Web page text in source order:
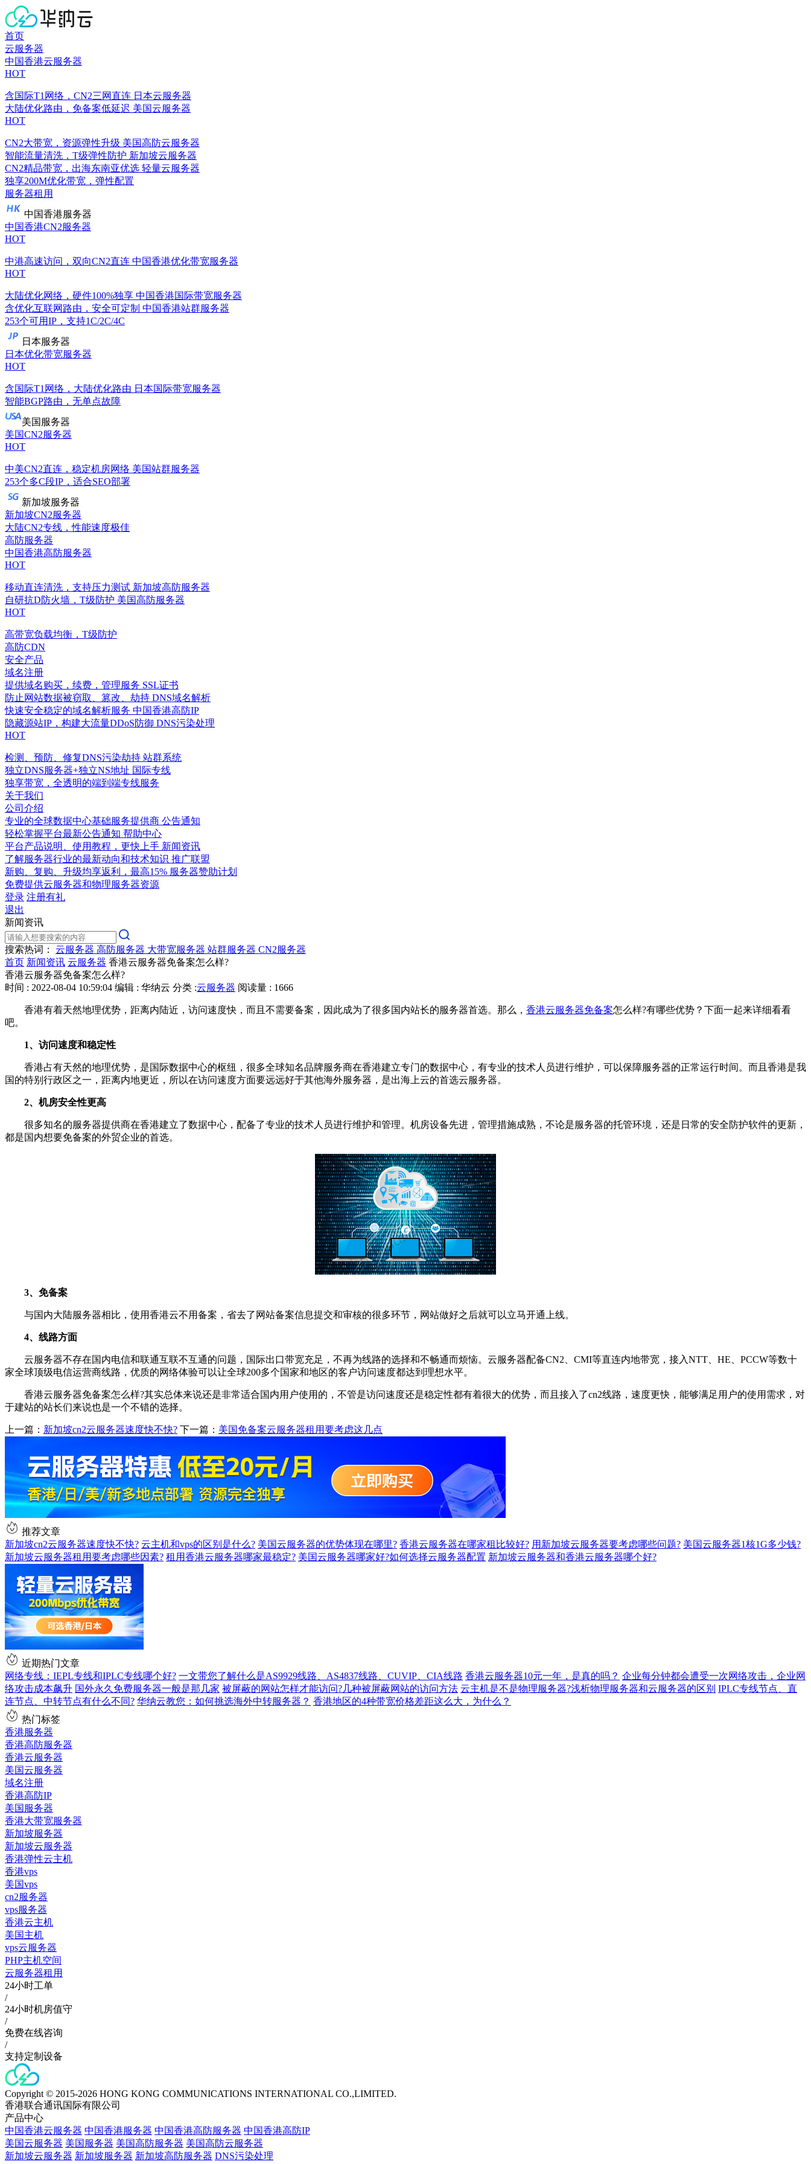
首页
云服务器
中国香港云服务器
HOT
含国际T1网络，CN2三网直连 日本云服务器
大陆优化路由，免备案低延迟 美国云服务器
HOT
CN2大带宽，资源弹性升级 美国高防云服务器
智能流量清洗，T级弹性防护 新加坡云服务器
CN2精品带宽，出海东南亚优选 轻量云服务器
独享200M优化带宽，弹性配置
服务器租用
中国香港服务器
中国香港CN2服务器
HOT
中港高速访问，双向CN2直连 中国香港优化带宽服务器
HOT
大陆优化网络，硬件100%独享 中国香港国际带宽服务器
含优化互联网路由，安全可定制 中国香港站群服务器
253个可用IP，支持1C/2C/4C
日本服务器
日本优化带宽服务器
HOT
含国际T1网络，大陆优化路由 日本国际带宽服务器
智能BGP路由，无单点故障
美国服务器
美国CN2服务器
HOT
中美CN2直连，稳定机房网络 美国站群服务器
253个多C段IP，适合SEO部署
新加坡服务器
新加坡CN2服务器
大陆CN2专线，性能速度极佳
高防服务器
中国香港高防服务器
HOT
移动直连清洗，支持压力测试 新加坡高防服务器
自研抗D防火墙，T级防护 美国高防服务器
HOT
高带宽负载均衡，T级防护
高防CDN
安全产品
域名注册
提供域名购买，续费，管理服务 SSL证书
防止网站数据被窃取、篡改、劫持 DNS域名解析
快速安全稳定的域名解析服务 中国香港高防IP
隐藏源站IP，构建大流量DDoS防御 DNS污染处理
HOT
检测、预防、修复DNS污染劫持 站群系统
独立DNS服务器+独立NS地址 国际专线
独享带宽，全透明的端到端专线服务
关于我们
公司介绍
专业的全球数据中心基础服务提供商 公告通知
轻松掌握平台最新公告通知 帮助中心
平台产品说明、使用教程，更快上手 新闻资讯
了解服务器行业的最新动向和技术知识 推广联盟
新购、复购、升级均享返利，最高15% 服务器赞助计划
免费提供云服务器和物理服务器资源
登录 注册有礼
退出
新闻资讯
搜索热词： 云服务器 高防服务器 大带宽服务器 站群服务器 CN2服务器
首页 新闻资讯 云服务器 香港云服务器免备案怎么样?
香港云服务器免备案怎么样?
时间 : 2022-08-04 10:59:04 编辑 : 华纳云 分类 :云服务器 阅读量 : 1666
香港有着天然地理优势，距离内陆近，访问速度快，而且不需要备案，因此成为了很多国内站长的服务器首选。那么， 香港云服务器免备案怎么样?有哪些优势？下面一起来详细看看
吧。
1、访问速度和稳定性
香港占有天然的地理优势，是国际数据中心的枢纽，很多全球知名品牌服务商在香港建立专门的数据中心，有专业的技术人员进行维护，可以保障服务器的正常运行时间。而且香港是我
国的特别行政区之一，距离内地更近，所以在访问速度方面要远远好于其他海外服务器，是出海上云的首选云服务器。
2、机房安全性更高
很多知名的服务器提供商在香港建立了数据中心，配备了专业的技术人员进行维护和管理。机房设备先进，管理措施成熟，不论是服务器的托管环境，还是日常的安全防护软件的更新，
都是国内想要免备案的外贸企业的首选。
3、免备案
与国内大陆服务器相比，使用香港云不用备案，省去了网站备案信息提交和审核的很多环节，网站做好之后就可以立马开通上线。
4、线路方面
云服务器不存在国内电信和联通互联不互通的问题，国际出口带宽充足，不再为线路的选择和不畅通而烦恼。云服务器配备CN2、CMI等直连内地带宽，接入NTT、HE、PCCW等数十
家全球顶级电信运营商线路，优质的网络体验可以让全球200多个国家和地区的客户访问速度都达到理想水平。
香港云服务器免备案怎么样?其实总体来说还是非常适合国内用户使用的，不管是访问速度还是稳定性都有着很大的优势，而且接入了cn2线路，速度更快，能够满足用户的使用需求，对
于建站的站长们来说也是一个不错的选择。
上一篇： 新加坡cn2云服务器速度快不快? 下一篇： 美国免备案云服务器租用要考虑这几点
推荐文章
新加坡cn2云服务器速度快不快? 云主机和vps的区别是什么? 美国云服务器的优势体现在哪里? 香港云服务器在哪家租比较好? 用新加坡云服务器要考虑哪些问题? 美国云服务器1核1G多少钱?
新加坡云服务器租用要考虑哪些因素? 租用香港云服务器哪家最稳定? 美国云服务器哪家好?如何选择云服务器配置 新加坡云服务器和香港云服务器哪个好?
近期热门文章
网络专线：IEPL专线和IPLC专线哪个好? 一文带您了解什么是AS9929线路、AS4837线路、CUVIP、CIA线路 香港云服务器10元一年，是真的吗？ 企业每分钟都会遭受一次网络攻击，企业网
络攻击成本飙升 国外永久免费服务器一般是那几家 被屏蔽的网站怎样才能访问?几种被屏蔽网站的访问方法 云主机是不是物理服务器?浅析物理服务器和云服务器的区别 IPLC专线节点、直
连节点、中转节点有什么不同? 华纳云教您：如何挑选海外中转服务器？ 香港地区的4种带宽价格差距这么大，为什么？
热门标签
香港服务器
香港高防服务器
香港云服务器
美国云服务器
域名注册
香港高防IP
美国服务器
香港大带宽服务器
新加坡服务器
新加坡云服务器
香港弹性云主机
香港vps
美国vps
cn2服务器
vps服务器
香港云主机
美国主机
vps云服务器
PHP主机空间
云服务器租用
24小时工单
/
24小时机房值守
/
免费在线咨询
/
支持定制设备
Copyright © 2015-2026 HONG KONG COMMUNICATIONS INTERNATIONAL CO.,LIMITED.
香港联合通讯国际有限公司
产品中心
中国香港云服务器 中国香港服务器 中国香港高防服务器 中国香港高防IP
美国云服务器 美国服务器 美国高防服务器 美国高防云服务器
新加坡云服务器 新加坡服务器 新加坡高防服务器 DNS污染处理